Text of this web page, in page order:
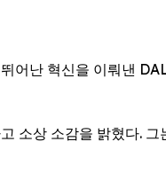
어난 혁신을 이뤄낸
소상 소감을 밝혔다. 그